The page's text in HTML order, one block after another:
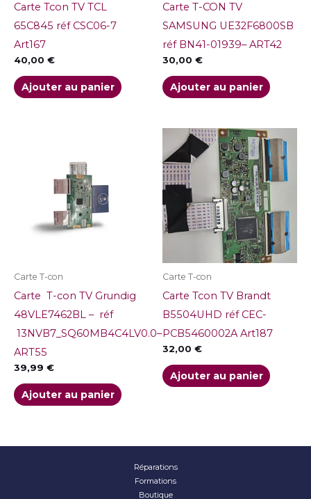
Carte Tcon TV TCL
65C845 réf CSC06-7
Art167
40,00 €
Ajouter au panier
Carte T-CON TV
SAMSUNG UE32F6800SB
réf BN41-01939– ART42
30,00 €
Ajouter au panier
Carte T-con
Carte T-con TV Grundig
48VLE7462BL – réf
13NVB7_SQ60MB4C4LV0.0–
ART55
39,99 €
Ajouter au panier
Carte T-con
Carte Tcon TV Brandt
B5504UHD réf CEC-
PCB5460002A Art187
32,00 €
Ajouter au panier
Réparations
Formations
Boutique